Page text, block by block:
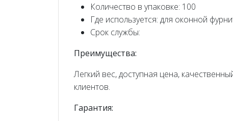
Количество в упаковке: 100
Где используется: для оконной
Срок службы:
Преимущества:
Легкий вес, доступная цена,
клиентов.
Гарантия: